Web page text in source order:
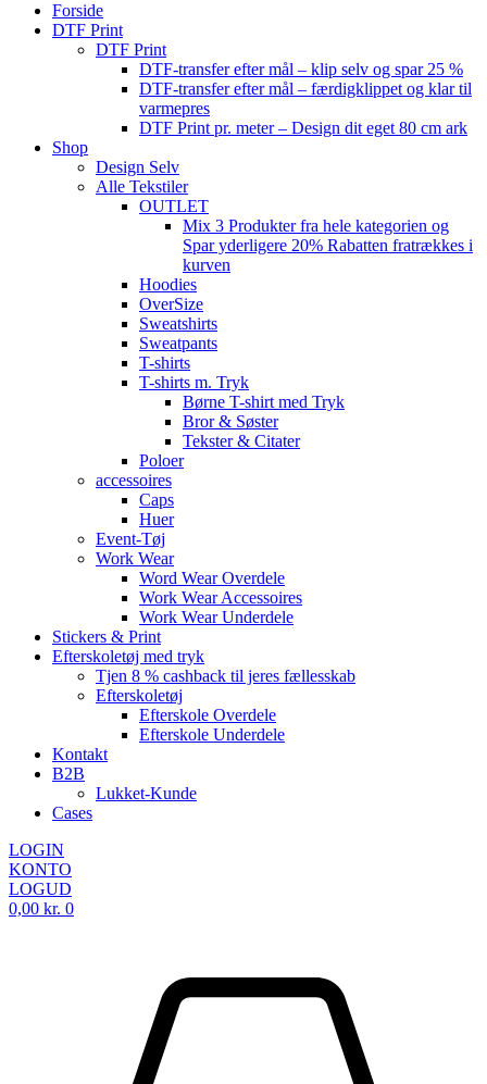
Forside
DTF Print
DTF Print
DTF-transfer efter mål – klip selv og spar 25 %
DTF-transfer efter mål – færdigklippet og klar til
varmepres
DTF Print pr. meter – Design dit eget 80 cm ark
Shop
Design Selv
Alle Tekstiler
OUTLET
Mix 3 Produkter fra hele kategorien og
Spar yderligere 20% Rabatten fratrækkes i
kurven
Hoodies
OverSize
Sweatshirts
Sweatpants
T-shirts
T-shirts m. Tryk
Børne T-shirt med Tryk
Bror & Søster
Tekster & Citater
Poloer
accessoires
Caps
Huer
Event-Tøj
Work Wear
Word Wear Overdele
Work Wear Accessoires
Work Wear Underdele
Stickers & Print
Efterskoletøj med tryk
Tjen 8 % cashback til jeres fællesskab
Efterskoletøj
Efterskole Overdele
Efterskole Underdele
Kontakt
B2B
Lukket-Kunde
Cases
LOGIN
KONTO
LOGUD
0,00 kr. 0